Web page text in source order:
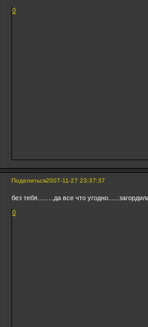
0
Поделиться2007-11-27 23:37:37
без тебя.........да все что
0